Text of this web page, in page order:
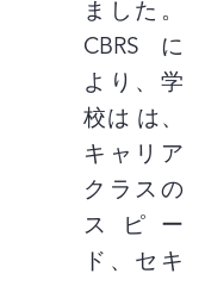
ました。
CBRSに
より、学
校は は、
キャリア
クラスの
スピー
ド、セキ
ラインに
アクセス
できない
ことによ
るデジタ
ルデバイ
ドの問題
にも取り